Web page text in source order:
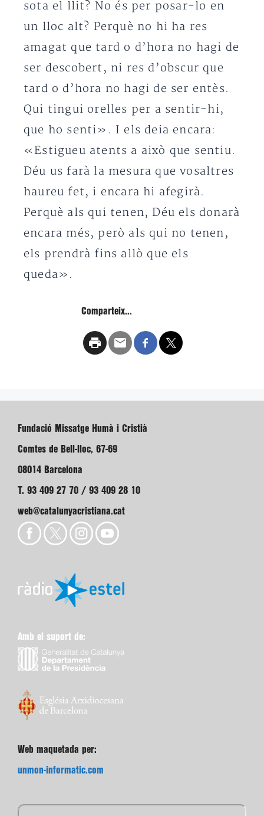
sota el llit? No és per posar-lo en
un lloc alt? Perquè no hi ha res
amagat que tard o d’hora no hagi de
ser descobert, ni res d’obscur que
tard o d’hora no hagi de ser entès.
Qui tingui orelles per a sentir-hi,
que ho senti». I els deia encara:
«Estigueu atents a això que sentiu.
Déu us farà la mesura que vosaltres
haureu fet, i encara hi afegirà.
Perquè als qui tenen, Déu els donarà
encara més, però als qui no tenen,
els prendrà fins allò que els
queda».
Comparteix...
Fundació Missatge Humà i Cristià
Comtes de Bell-lloc, 67-69
08014 Barcelona
T. 93 409 27 70 / 93 409 28 10
web@catalunyacristiana.cat
Amb el suport de:
Web maquetada per:
unmon-informatic.com